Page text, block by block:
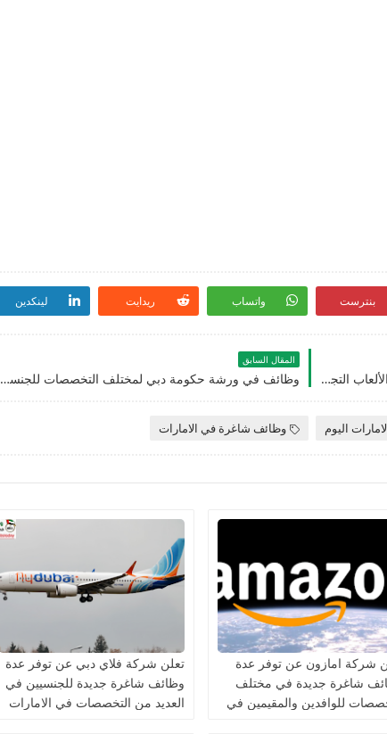
بنترست واتساب ريدايت لينكدين
وظائف شاغرة جديدة في الهيئة العامة لتنظيم الألعاب التجارية لمختلف التخصصات للجنسيين في أبوظبي
المقال السابق
وظائف في ورشة حكومة دبي لمختلف التخصصات للجنسيين للوافدين والمقيمين براتب يصل الي 30,000 درهم
اليوم وظائف شاغرة في الامارات
شركة امازون عن توفر عدة
شاغرة جديدة في مختلف
للوافدين والمقيمين في
تعلن شركة فلاي دبي عن توفر عدة
وظائف شاغرة جديدة للجنسيين في
العديد من التخصصات في الامارات